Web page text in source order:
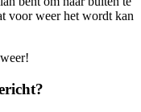
voor weer het wordt kan